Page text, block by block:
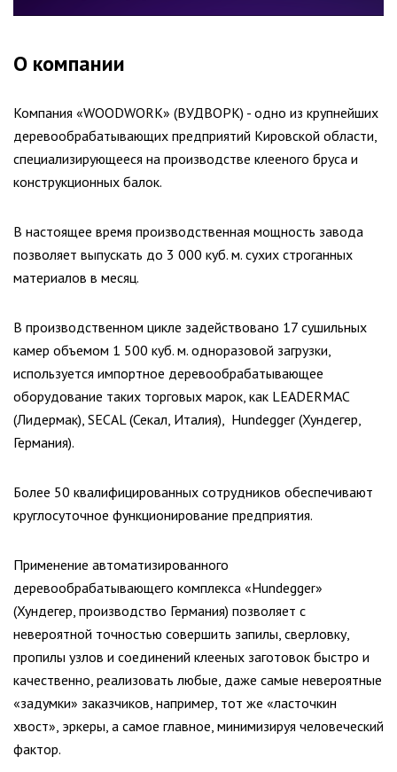
О компании
Компания «WOODWORK» (ВУДВОРК) - одно из крупнейших
деревообрабатывающих предприятий Кировской области,
специализирующееся на производстве клееного бруса и
конструкционных балок.
В настоящее время производственная мощность завода
позволяет выпускать до 3 000 куб. м. сухих строганных
материалов в месяц.
В производственном цикле задействовано 17 сушильных
камер объемом 1 500 куб. м. одноразовой загрузки,
используется импортное деревообрабатывающее
оборудование таких торговых марок, как LEADERMAC
(Лидермак), SECAL (Секал, Италия), Hundegger (Хундегер,
Германия).
Более 50 квалифицированных сотрудников обеспечивают
круглосуточное функционирование предприятия.
Применение автоматизированного
деревообрабатывающего комплекса «Hundegger»
(Хундегер, производство Германия) позволяет с
невероятной точностью совершить запилы, сверловку,
пропилы узлов и соединений клееных заготовок быстро и
качественно, реализовать любые, даже самые невероятные
«задумки» заказчиков, например, тот же «ласточкин
хвост», эркеры, а самое главное, минимизируя человеческий
фактор.